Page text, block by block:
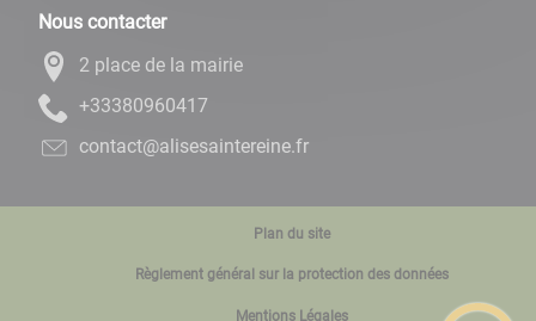
Nous contacter
2 place de la mairie
71406908333+
rf.enieretniasesila@tcatnoc
Plan du site
Règlement général sur la protection des données
Mentions Légales